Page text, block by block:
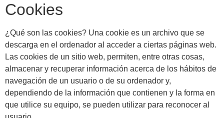
Cookies
¿Qué son las cookies? Una cookie es un archivo que se
descarga en el ordenador al acceder a ciertas páginas web.
Las cookies de un sitio web, permiten, entre otras cosas,
almacenar y recuperar información acerca de los hábitos de
navegación de un usuario o de su ordenador y,
dependiendo de la información que contienen y la forma en
que utilice su equipo, se pueden utilizar para reconocer al